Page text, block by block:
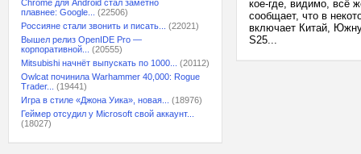
Chrome для Android стал заметно
плавнее: Google...
(22506)
Россияне стали звонить и писать...
(22021)
Вышел релиз OpenIDE Pro —
корпоративной...
(20555)
Mitsubishi начнёт выпускать по 1000...
(20112)
Owlcat починила Warhammer 40,000: Rogue
Trader...
(19441)
Игра в стиле «Джона Уика», новая...
(18976)
Геймер отсудил у Microsoft свой аккаунт...
(18027)
кое-где, видимо, всё
сообщает, что в
включает Китай,
S25...